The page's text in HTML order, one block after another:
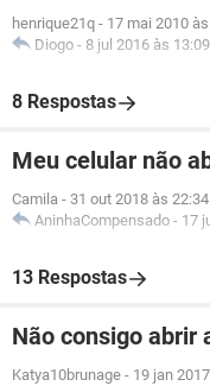
henrique21q - 17 mai 2010
Diogo - 8 jul 2016 às 13:09
8 Respostas
Meu celular não
Camila - 31 out 2018 às 22:34
AninhaCompensado - 17
13 Respostas
Não consigo abrir
Katya10brunage - 19 jan